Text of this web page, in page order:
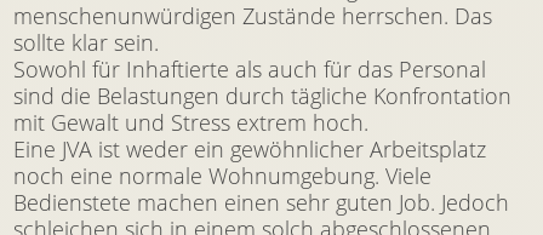
menschenunwürdigen Zustände herrschen. Das
sollte klar sein.
Sowohl für Inhaftierte als auch für das Personal
sind die Belastungen durch tägliche Konfrontation
mit Gewalt und Stress extrem hoch.
Eine JVA ist weder ein gewöhnlicher Arbeitsplatz
noch eine normale Wohnumgebung. Viele
Bedienstete machen einen sehr guten Job. Jedoch
schleichen sich in einem solch abgeschlossenen